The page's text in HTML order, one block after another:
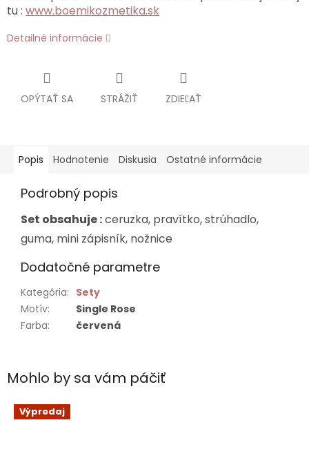
tu : www.boemikozmetika.sk
Detailné informácie
OPÝTAŤ SA STRÁŽIŤ ZDIEĽAŤ
Mohlo by sa vám páčiť
Výpredaj
Popis Hodnotenie Diskusia Ostatné informácie
Podrobný popis
Set obsahuje :ceruzka, pravítko, strúhadlo,
guma, mini zápisník, nožnice
Dodatočné parametre
Kategória: Sety
Motív:
Single Rose
Farba: červená